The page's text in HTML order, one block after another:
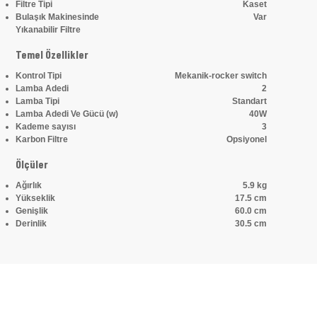
Filtre Tipi
Kaset
Bulaşık Makinesinde
Yıkanabilir Filtre
Var
Temel Özellikler
Kontrol Tipi
Mekanik-rocker switch
Lamba Adedi
2
Lamba Tipi
Standart
Lamba Adedi Ve Gücü (w)
40W
Kademe sayısı
3
Karbon Filtre
Opsiyonel
Ölçüler
Ağırlık
5.9 kg
Yükseklik
17.5 cm
Genişlik
60.0 cm
Derinlik
30.5 cm